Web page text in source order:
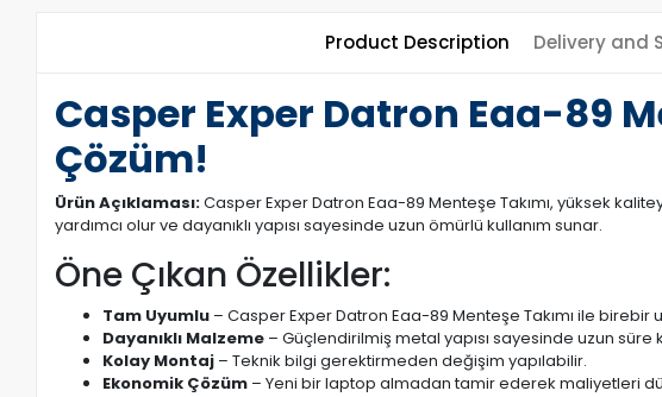
Product Description Delivery and
Casper Exper Datron Eaa-89
Çözüm!
Ürün Açıklaması:Casper Exper Datron Eaa-89 Menteşe Takımı, yüksek
yardımcı olur ve dayanıklı yapısı sayesinde uzun ömürlü kullanım sunar.
Öne Çıkan Özellikler:
Tam Uyumlu – Casper Exper Datron Eaa-89 Menteşe Takımı ile birebir
Dayanıklı Malzeme – Güçlendirilmiş metal yapısı sayesinde uzun süre
Kolay Montaj – Teknik bilgi gerektirmeden değişim yapılabilir.
Ekonomik Çözüm – Yeni bir laptop almadan tamir ederek maliyetleri